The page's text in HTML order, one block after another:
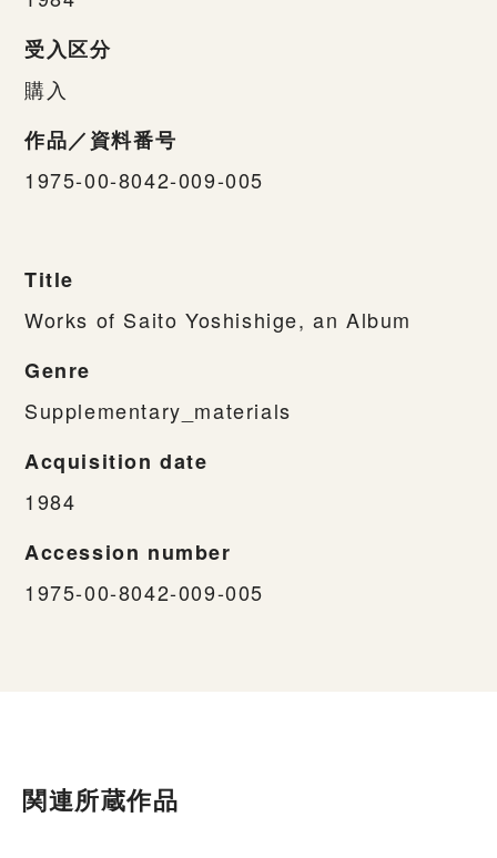
受入区分
購入
作品／資料番号
1975-00-8042-009-005
Title
Works of Saito Yoshishige, an Album
Genre
Supplementary_materials
Acquisition date
1984
Accession number
1975-00-8042-009-005
関連所蔵作品